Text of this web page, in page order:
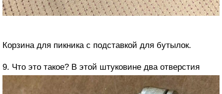
Корзина для пикника с подставкой для бутылок.
9. Что это такое? В этой штуковине два отверстия